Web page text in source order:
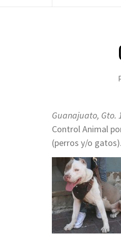
Guanajuato, Gto.
Control Animal
(perros y/o gatos).